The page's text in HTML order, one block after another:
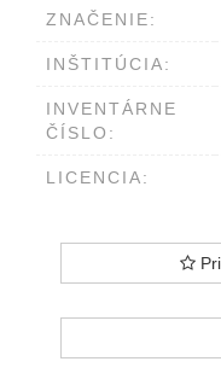
ZNAČENIE:
INŠTITÚCIA:
INVENTÁRNE
ČÍSLO:
LICENCIA: